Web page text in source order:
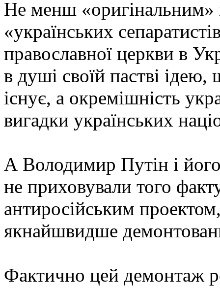
Не менш «оригінальним»
«українських
православної церкви в
в душі своїй пастві ідею,
існує, а окремішність
вигадки українських
А Володимир Путін і
не приховували того
антиросійським
якнайшвидше
Фактично цей демонтаж